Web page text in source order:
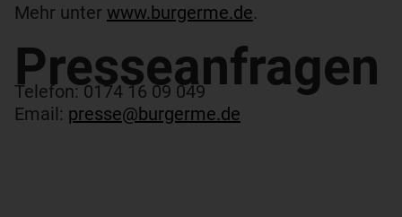
Mehr unter www.burgerme.de.
Presseanfragen​
Telefon: 0174 16 09 049
Email: presse@burgerme.de